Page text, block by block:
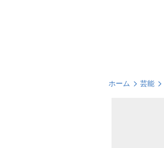
ホーム 芸能